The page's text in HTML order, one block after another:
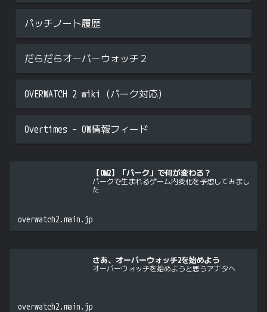
パッチノート履歴
だらだらオーバーウォッチ２
OVERWATCH 2 wiki（パーク対応）
Overtimes – OW情報フィード
【OW2】「パーク」で何が変わる？
パークで生まれるゲーム内変化を予想してみまし
た
overwatch2.main.jp
さあ、オーバーウォッチ2を始めよう
オーバーウォッチを始めようと思うアナタへ
overwatch2.main.jp